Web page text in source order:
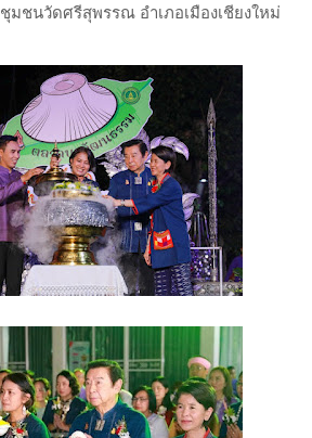
ชนวัดศรีสุพรรณ อำเภอเมืองเชียงใหม่